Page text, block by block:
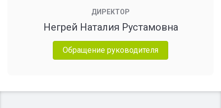
ДИРЕКТОР
Негрей Наталия Рустамовна
Обращение руководителя